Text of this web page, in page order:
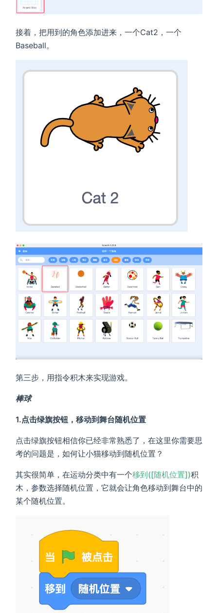
接着，把用到的角色添加进来，一个Cat2，一个
Baseball。
第三步，用指令积木来实现游戏。
棒球
1.点击绿旗按钮，移动到舞台随机位置
点击绿旗按钮相信你已经非常熟悉了，在这里你需要思
考的问题是，如何让小猫移动到随机位置？
其实很简单，在运动分类中有一个移到([随机位置])积
木，参数选择随机位置，它就会让角色移动到舞台中的
某个随机位置。